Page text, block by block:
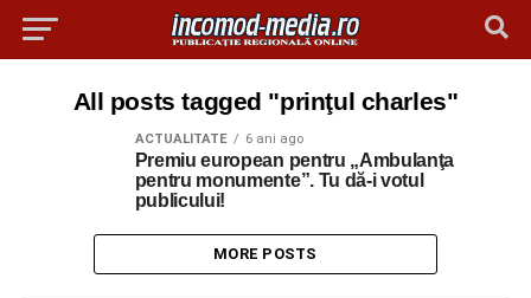
All posts tagged "prinţul charles"
ACTUALITATE 6 ani ago
Premiu european pentru „Ambulanţa
pentru monumente”. Tu dă-i votul
publicului!
MORE POSTS